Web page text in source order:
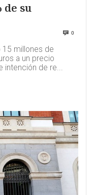
de su
0
15 millones de
a un precio
intención de re...